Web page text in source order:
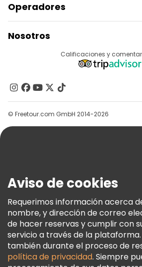
Operadores
Acceder Como Proveedor
Programa De Afiliados
Nosotros
Contacto
Grupos
Ayuda
Términos E Información Legal
Política De Cookies
Freetour Premios
Programa De Fidelidad
Calificaciones y
© Freetour.com GmbH 2014-2026
Aviso de cookies
Requerimos información acerca
nombre, y dirección de correo
de hacer reservas y cumplir con
servicio a través de la
también durante el proceso de
política de privacidad. Siempre